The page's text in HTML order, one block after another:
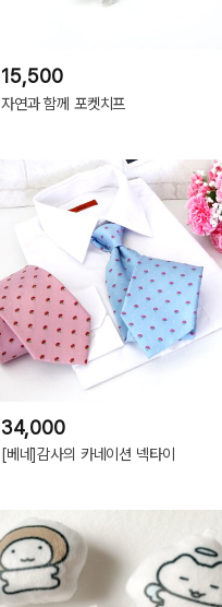
15,500
자연과 함께 포켓치프
34,000
[베네]감사의 카네이션 넥타이